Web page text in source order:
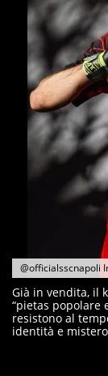
@officialsscnapoli
Già in vendita, il
“pietas popolare
resistono al
identità e